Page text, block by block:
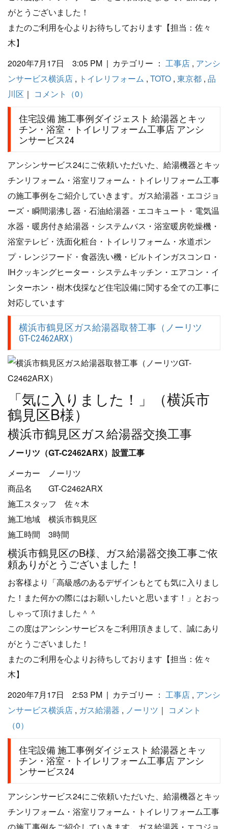
がとうございました！
またのご利用を心よりお待ちしております【担当：佐々
木】
2020年7月17日 3:05 PM | カテゴリー ： 工事店 , アンシ
ンサービス横浜店 , トイレリフォーム , TOTO , 東京都 , 品
川区 ｜ コメント（0）
住宅設備 施工事例ダイジェスト 給湯器とキッ
チン・浴室・トイレリフォーム工事店 アンシ
ンサービス24
アンシンサービス24にご依頼いただいた、給湯機器とキッ
チンリフォーム・浴室リフォーム・トイレリフォーム工事
の施工事例をご紹介していきます。ガス給湯器・エコジョ
ーズ・瞬間湯沸し器・石油給湯器・エコキュート・電気温
水器・暖房付き給湯器・システムバス・浴室暖房乾燥機・
浴室テレビ・洗面化粧台・トイレリフォーム・水道ポン
プ・レンジフード・食器洗い機・ビルトインガスコンロ・
IHクッキングヒーター・システムキッチン・エアコン・イ
ンターホン・樹木伐採など住宅設備に関する全ての工事に
対応しています
横浜市鶴見区ガス給湯器取替工事（ノーリツ
GT-C2462ARX）
「気に入りました！」（横浜市
鶴見区B様）
横浜市鶴見区ガス給湯器交換工事
ノーリツ（GT-C2462ARX）設置工事
メーカー ノーリツ
商品名 GT-C2462ARX
施工スタッフ 佐々木
施工地域 横浜市鶴見区
施工時間 3時間
横浜市鶴見区のB様、ガス給湯器交換工事ご依
頼ありがとうございました！
お客様より「高級感のあるデザインもとても気に入りまし
た！また何かの際にはお願いしたいと思います！」とおっ
しゃって頂けました＾＾
この度はアンシンサービスをご利用頂きまして、誠にあり
がとうございました！
またのご利用を心よりお待ちしております【担当：佐々
木】
2020年7月17日 2:53 PM | カテゴリー ： 工事店 , アンシ
ンサービス横浜店 , ガス給湯器 , ノーリツ ｜ コメント
（0）
住宅設備 施工事例ダイジェスト 給湯器とキッ
チン・浴室・トイレリフォーム工事店 アンシ
ンサービス24
アンシンサービス24にご依頼いただいた、給湯機器とキッ
チンリフォーム・浴室リフォーム・トイレリフォーム工事